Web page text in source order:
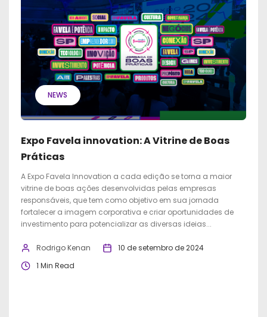
NEWS
Expo Favela innovation: A Vitrine de Boas
Práticas
A Expo Favela Innovation a cada edição se torna a maior
vitrine de boas ações desenvolvidas pelas empresas
responsáveis, que tem como objetivo em sua jornada
fortalecer a imagem corporativa e criar oportunidades de
investimento para potencializar as diversas ideias...
Rodrigo Kenan
10 de setembro de 2024
1 Min Read